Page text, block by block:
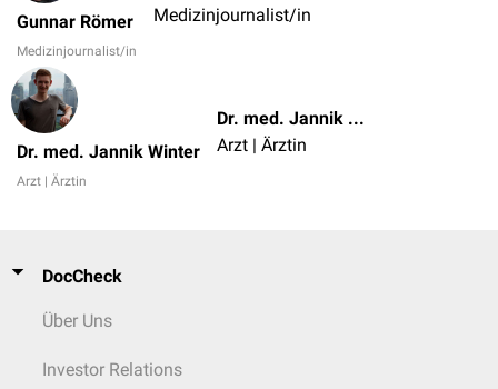
Gunnar Römer
Medizinjournalist/in
Medizinjournalist/in
Dr. med. Jannik Winter
Arzt | Ärztin
Dr. med. Jannik Winter
Arzt | Ärztin
DocCheck
Über Uns
Investor Relations